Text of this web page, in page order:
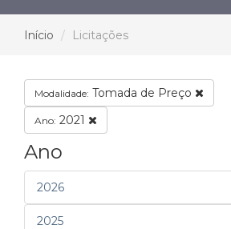
Início Licitações
Modalidade: Tomada de Preço
Ano: 2021
Ano
2026
2025